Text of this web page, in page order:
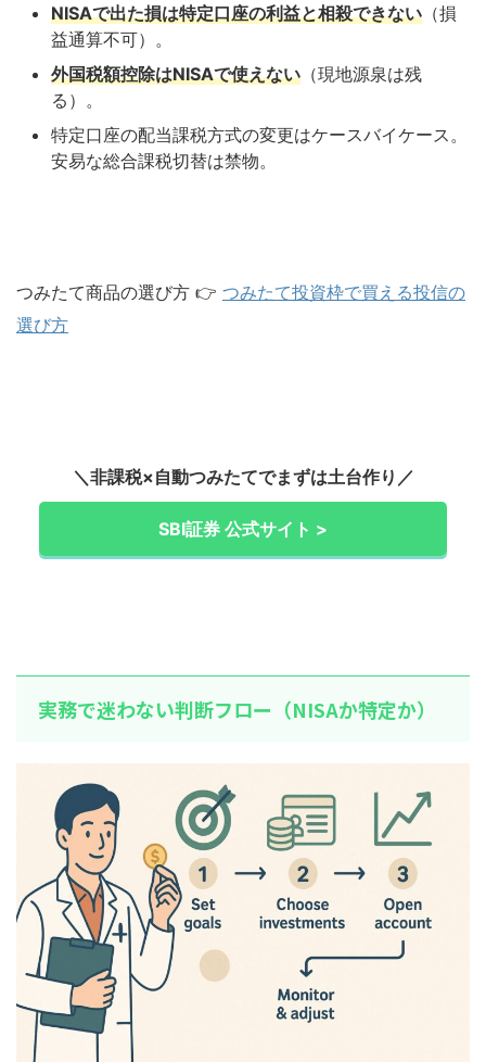
NISAで出た損は特定口座の利益と相殺できない （損
益通算不可）。
外国税額控除はNISAで使えない （現地源泉は残
る）。
特定口座の配当課税方式の変更はケースバイケース。
安易な総合課税切替は禁物。
つみたて商品の選び方 👉 つみたて投資枠で買える投信の
選び方
＼非課税×自動つみたてでまずは土台作り／
SBI証券 公式サイト >
実務で迷わない判断フロー（NISAか特定か）